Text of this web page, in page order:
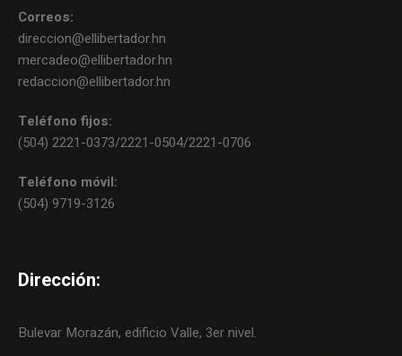
Correos:
direccion@ellibertador.hn
mercadeo@ellibertador.hn
redaccion@ellibertador.hn
Teléfono fijos:
(504) 2221-0373/2221-0504/2221-0706
Teléfono móvil:
(504) 9719-3126
Dirección:
Bulevar Morazán, edificio Valle, 3er nivel.